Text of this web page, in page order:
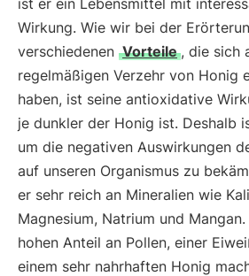
ist er ein Lebensmittel mit
Wirkung. Wie wir bei der
verschiedenen Vorteile , die sich
regelmäßigen Verzehr von Honig
haben, ist seine antioxidative
je dunkler der Honig ist. Deshalb
um die negativen Auswirkungen
auf unseren Organismus zu
er sehr reich an Mineralien wie
Magnesium, Natrium und
hohen Anteil an Pollen, einer
einem sehr nahrhaften Honig